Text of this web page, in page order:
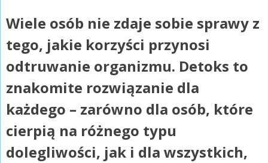
Wiele osób nie zdaje sobie sprawy z
tego, jakie korzyści przynosi
odtruwanie organizmu. Detoks to
znakomite rozwiązanie dla
każdego – zarówno dla osób, które
cierpią na różnego typu
dolegliwości, jak i dla wszystkich,